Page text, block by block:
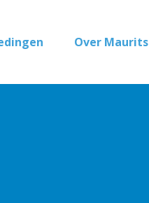
Over Maurits